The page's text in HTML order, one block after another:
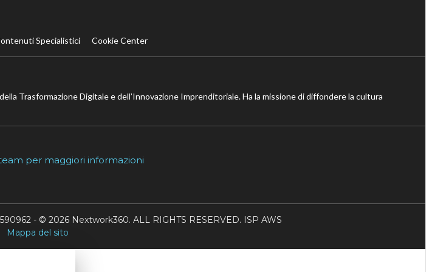
Specialistici Cookie Center
Trasformazione Digitale e dell’Innovazione Imprenditoriale. Ha la missione di diffondere la cultura
per maggiori informazioni
- © 2026 Nextwork360. ALL RIGHTS RESERVED. ISP AWS
Mappa del sito